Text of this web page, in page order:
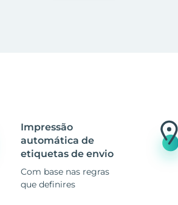
Impressão
automática de
etiquetas de envio
Com base nas regras
que definires